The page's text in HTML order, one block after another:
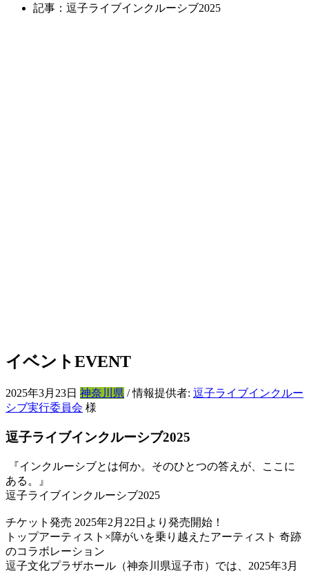
記事：逗子ライブインクルーシブ2025
イベントEVENT
2025年3月23日 神奈川県 / 情報提供者: 逗子ライブインクルー
シブ実行委員会 様
逗子ライブインクルーシブ2025
『インクルーシブとは何か。そのひとつの答えが、ここに
ある。』
逗子ライブインクルーシブ2025
チケット発売 2025年2月22日より発売開始！
トップアーティスト×障がいを乗り越えたアーティスト 奇跡
のコラボレーション
逗子文化プラザホール（神奈川県逗子市）では、2025年3月